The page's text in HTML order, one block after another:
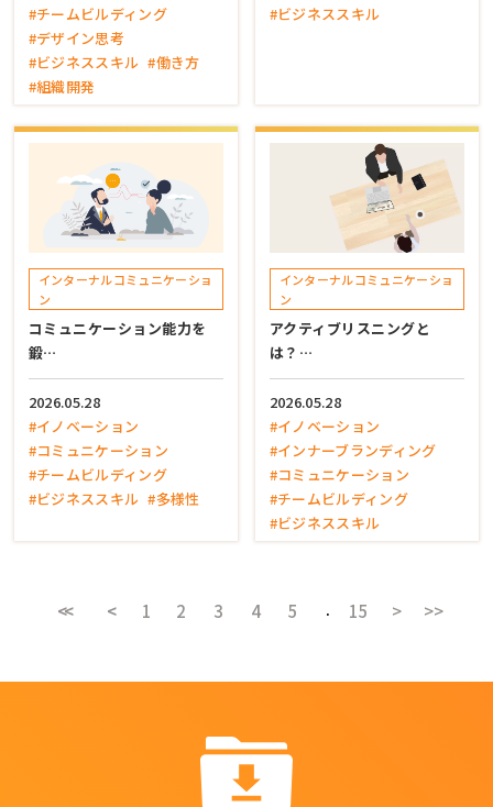
#チームビルディング
#デザイン思考
#ビジネススキル #働き方
#組織開発
#ビジネススキル
インターナルコミュニケーショ
ン
コミュニケーション能力を
鍛…
2026.05.28
#イノベーション
#コミュニケーション
#チームビルディング
#ビジネススキル #多様性
インターナルコミュニケーショ
ン
アクティブリスニングと
は？…
2026.05.28
#イノベーション
#インナーブランディング
#コミュニケーション
#チームビルディング
#ビジネススキル
<< < 1 2 3 4 5 15 > >>